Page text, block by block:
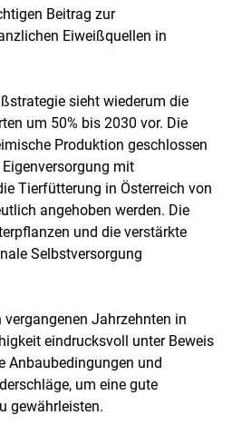
Beitrag zur
Eiweißquellen in
sieht wiederum die
um 50% bis 2030 vor. Die
Produktion geschlossen
mit
Tierfütterung in Österreich von
angehoben werden. Die
und die verstärkte
Selbstversorgung
Jahrzehnten in
eindrucksvoll unter Beweis
Anbaubedingungen und
um eine gute
gewährleisten.